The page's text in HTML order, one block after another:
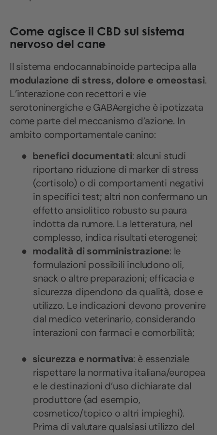
Come agisce il CBD sul sistema
nervoso del cane
Il sistema endocannabinoide partecipa alla
modulazione di stress, dolore e omeostasi.
L’interazione con recettori e vie
serotoninergiche e GABAergiche è ipotizzata
come parte del meccanismo d’azione. In
ambito comportamentale canino:
● benefici documentati: alcuni studi
riportano riduzione di marker di stress
(cortisolo) o di comportamenti negativi
in specifici test; altri non confermano un
effetto ansiolitico robusto su paura
indotta da rumore. La letteratura, nel
complesso, indica risultati eterogenei;
● modalità di somministrazione: le
formulazioni possibili includono oli,
snack o altre preparazioni; efficacia e
sicurezza dipendono da qualità, dose e
utilizzo. Le indicazioni devono provenire
dal medico veterinario, considerando
interazioni con farmaci e comorbilità;
● sicurezza e normativa: è essenziale
rispettare la normativa italiana/europea
e le destinazioni d’uso dichiarate dal
produttore (ad esempio,
cosmetico/topico o altri impieghi).
Prima di valutare qualsiasi utilizzo del